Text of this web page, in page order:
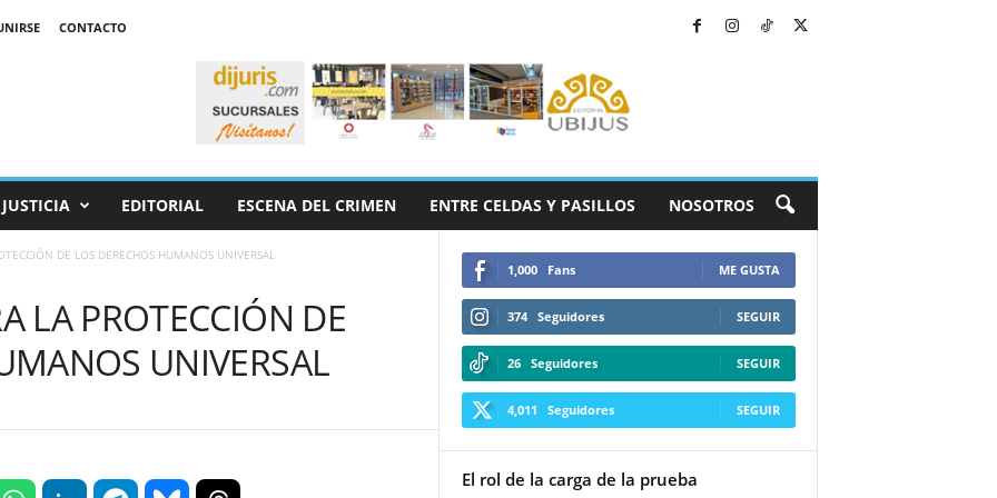
CONTACTO
JUSTICIA EDITORIAL ESCENA DEL CRIMEN ENTRE CELDAS Y PASILLOS NOSOTROS
DE LOS DERECHOS HUMANOS UNIVERSAL
LA PROTECCIÓN DE
UNIVERSAL
1,000 Fans ME GUSTA
374 Seguidores SEGUIR
26 Seguidores SEGUIR
4,011 Seguidores SEGUIR
El rol de la carga de la prueba